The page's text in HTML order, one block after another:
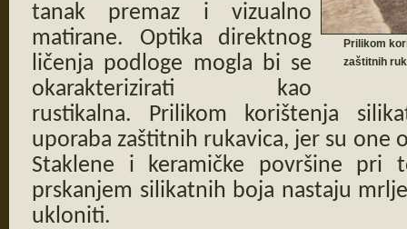
Prilikom
zaštitnih
tanak premaz i vizualno
matirane. Optika direktnog
ličenja podloge mogla bi se
okarakterizirati kao
rustikalna. Prilikom korištenja
uporaba zaštitnih rukavica, jer su one
Staklene i keramičke površine pri
prskanjem silikatnih boja nastaju
ukloniti.